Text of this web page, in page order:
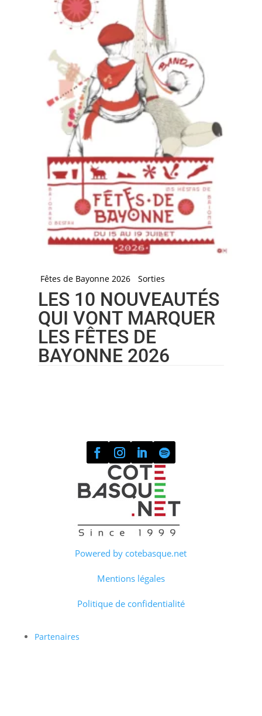
Fêtes de Bayonne 2026 Sorties
LES 10 NOUVEAUTÉS
QUI VONT MARQUER
LES FÊTES DE
BAYONNE 2026
Powered by cotebasque.net
Mentions légales
Politique de confidentialité
Partenaires